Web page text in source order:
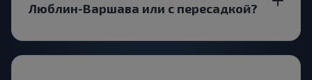
Люблин-Варшава или с пересадкой?